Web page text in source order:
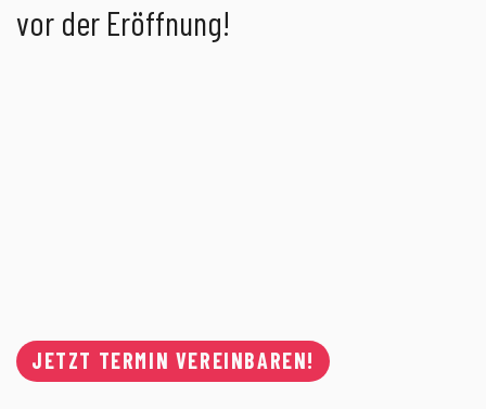
vor der Eröffnung!
JETZT TERMIN VEREINBAREN!